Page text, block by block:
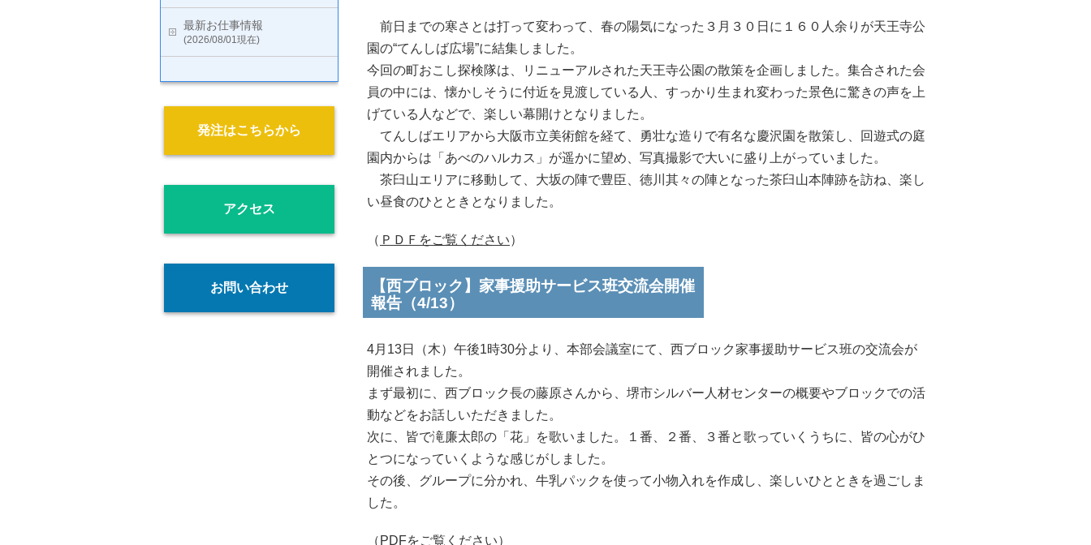
前日までの寒さとは打って変わって、春の陽気になった３月３０日に１６０人余りが天王寺公
園の“てんしば広場”に結集しました。
今回の町おこし探検隊は、リニューアルされた天王寺公園の散策を企画しました。集合された会
員の中には、懐かしそうに付近を見渡している人、すっかり生まれ変わった景色に驚きの声を上
げている人などで、楽しい幕開けとなりました。
てんしばエリアから大阪市立美術館を経て、勇壮な造りで有名な慶沢園を散策し、回遊式の庭
園内からは「あべのハルカス」が遥かに望め、写真撮影で大いに盛り上がっていました。
茶臼山エリアに移動して、大坂の陣で豊臣、徳川其々の陣となった茶臼山本陣跡を訪ね、楽し
い昼食のひとときとなりました。
（ ＰＤＦをご覧ください）
【西ブロック】家事援助サービス班交流会開催
報告（4/13）
4月13日（木）午後1時30分より、本部会議室にて、西ブロック家事援助サービス班の交流会が
開催されました。
まず最初に、西ブロック長の藤原さんから、堺市シルバー人材センターの概要やブロックでの活
動などをお話しいただきました。
次に、皆で滝廉太郎の「花」を歌いました。１番、２番、３番と歌っていくうちに、皆の心がひ
とつになっていくような感じがしました。
その後、グループに分かれ、牛乳パックを使って小物入れを作成し、楽しいひとときを過ごしま
した。
（ PDFをご覧ください）
最新お仕事情報
(2026/08/01現在)
発注はこちらから
アクセス
お問い合わせ